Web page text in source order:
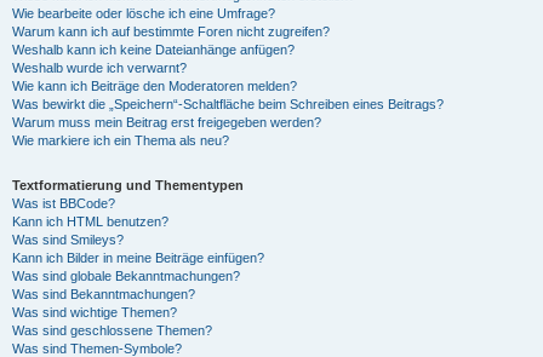
Wie bearbeite oder lösche ich eine Umfrage?
Warum kann ich auf bestimmte Foren nicht zugreifen?
Weshalb kann ich keine Dateianhänge anfügen?
Weshalb wurde ich verwarnt?
Wie kann ich Beiträge den Moderatoren melden?
Was bewirkt die „Speichern“-Schaltfläche beim Schreiben eines Beitrags?
Warum muss mein Beitrag erst freigegeben werden?
Wie markiere ich ein Thema als neu?
Textformatierung und Thementypen
Was ist BBCode?
Kann ich HTML benutzen?
Was sind Smileys?
Kann ich Bilder in meine Beiträge einfügen?
Was sind globale Bekanntmachungen?
Was sind Bekanntmachungen?
Was sind wichtige Themen?
Was sind geschlossene Themen?
Was sind Themen-Symbole?